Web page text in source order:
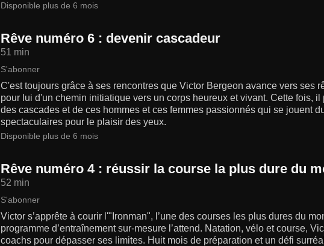
Disponible plus de 6 mois
Rêve numéro 6 : devenir cascadeur
51 min
S'abonner
C'est toujours grâce à ses rencontres que Victor Bergeon avance vers ses
pour lui d'un chemin initiatique vers un corps heureux et vivant. Cette fois,
des cascades et de ces hommes et ces femmes passionnés qui se jouent
spectaculaires pour le plaisir des yeux.
Disponible plus de 6 mois
Rêve numéro 4 : réussir la course la plus dure du
52 min
S'abonner
Victor s’apprête à courir l'"Ironman", l’une des courses les plus dures du
programme d’entraînement sur-mesure l’attend. Natation, vélo et course,
coachs pour dépasser ses limites. Huit mois de préparation et un défi